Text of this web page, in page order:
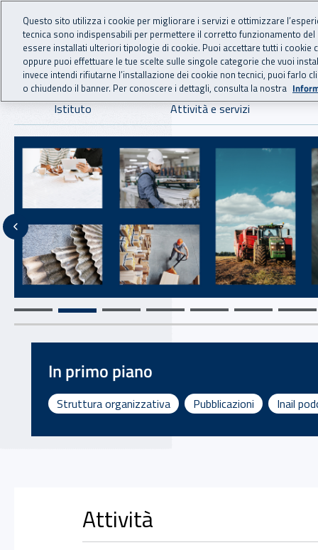
Vai al menu principale
Vai al contenuto principale
INAIL - Istituto
Navigazione principale
Istituto Attività e servizi
Notizie in evidenza
In primo piano
Struttura organizzativa Pubblicazioni Inail
Attività
Questo sito utilizza i cookie per migliorare i servizi e ottimizzare
tecnica sono indispensabili per permettere il corretto funzionamento
essere installati ulteriori tipologie di cookie. Puoi accettare tutti i cookie
oppure puoi effettuare le tue scelte sulle singole categorie che vuoi
invece intendi rifiutarne l’installazione dei cookie non tecnici, puoi farlo
o chiudendo il banner. Per conoscere i dettagli, consulta la nostra